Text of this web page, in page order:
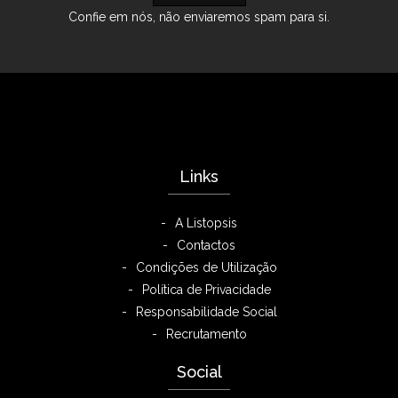
Confie em nós, não enviaremos spam para si.
Links
A Listopsis
Contactos
Condições de Utilização
Política de Privacidade
Responsabilidade Social
Recrutamento
Social